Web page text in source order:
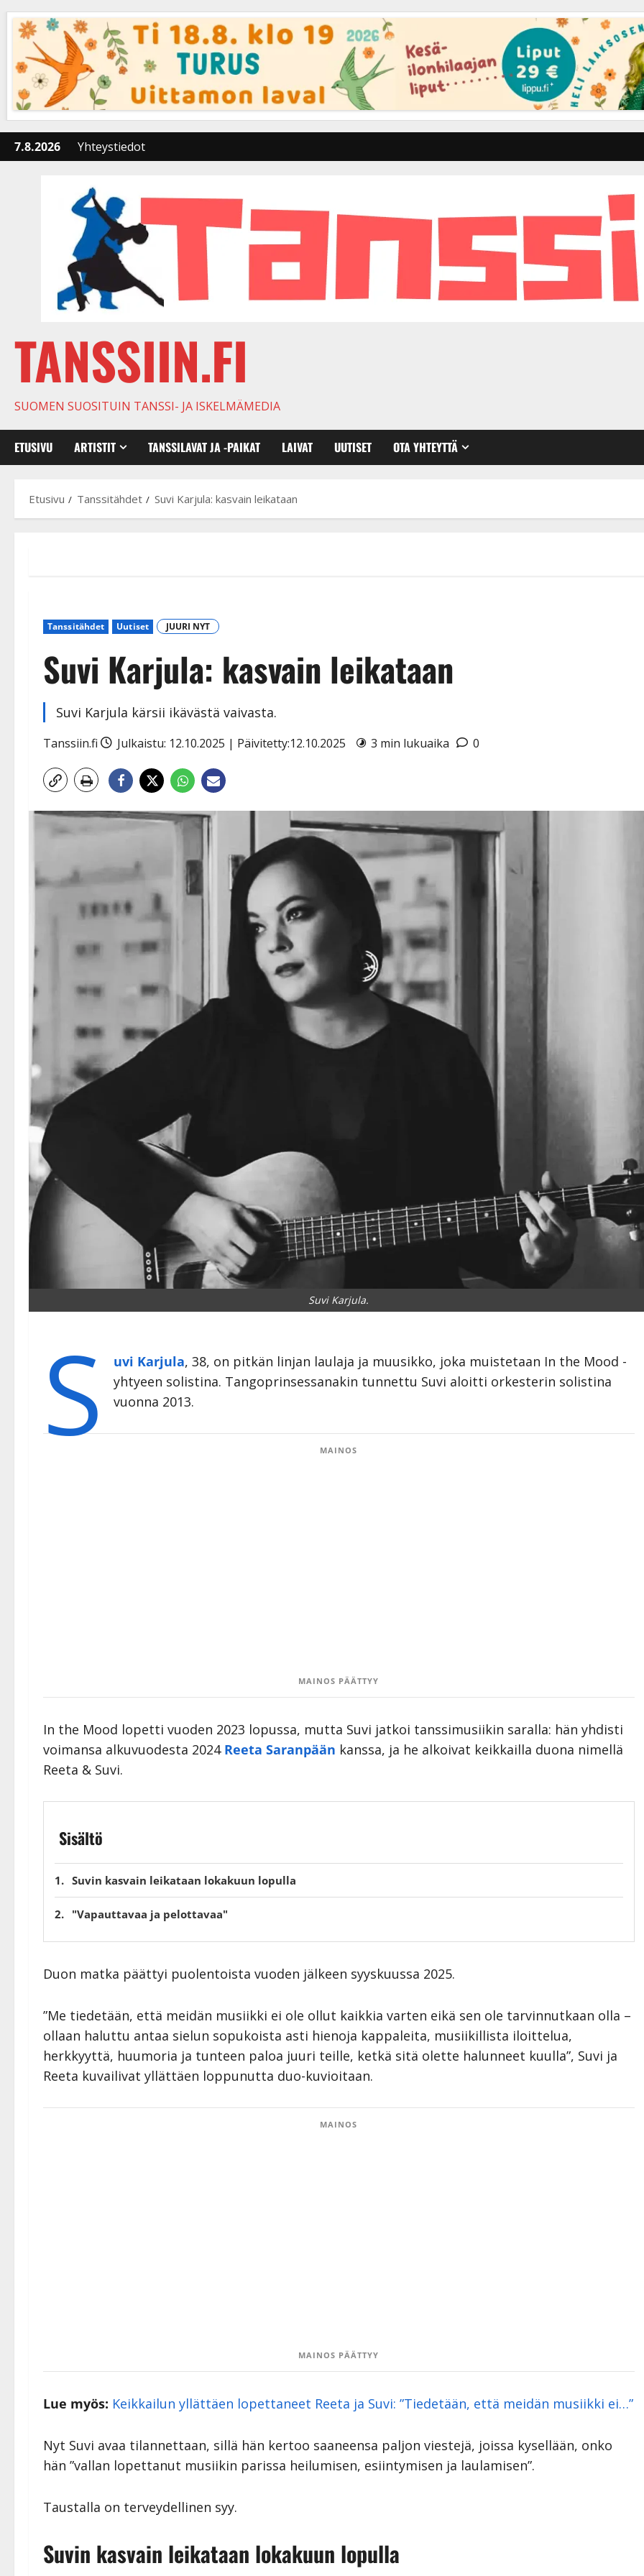
content
7.8.2026 Yhteystiedot
TANSSIIN.FI
SUOMEN SUOSITUIN TANSSI- JA ISKELMÄMEDIA
ETUSIVU ARTISTIT TANSSILAVAT JA -PAIKAT LAIVAT UUTISET OTA YHTEYTTÄ
Etusivu Tanssitähdet Suvi Karjula: kasvain leikataan
Tanssitähdet Uutiset JUURI NYT
Suvi Karjula: kasvain leikataan
Suvi Karjula kärsii ikävästä vaivasta.
Tanssiin.fi Julkaistu: 12.10.2025 | Päivitetty:12.10.2025 3 min lukuaika 0
Suvi Karjula.
S uvi Karjula, 38, on pitkän linjan laulaja ja muusikko, joka muistetaan In the Mood -
yhtyeen solistina. Tangoprinsessanakin tunnettu Suvi aloitti orkesterin solistina
vuonna 2013.
MAINOS
MAINOS PÄÄTTYY
In the Mood lopetti vuoden 2023 lopussa, mutta Suvi jatkoi tanssimusiikin saralla: hän yhdisti
voimansa alkuvuodesta 2024 Reeta Saranpään kanssa, ja he alkoivat keikkailla duona nimellä
Reeta & Suvi.
Sisältö
Suvin kasvain leikataan lokakuun lopulla
"Vapauttavaa ja pelottavaa"
Duon matka päättyi puolentoista vuoden jälkeen syyskuussa 2025.
”Me tiedetään, että meidän musiikki ei ole ollut kaikkia varten eikä sen ole tarvinnutkaan olla –
ollaan haluttu antaa sielun sopukoista asti hienoja kappaleita, musiikillista iloittelua,
herkkyyttä, huumoria ja tunteen paloa juuri teille, ketkä sitä olette halunneet kuulla”, Suvi ja
Reeta kuvailivat yllättäen loppunutta duo-kuvioitaan.
MAINOS
MAINOS PÄÄTTYY
Lue myös: Keikkailun yllättäen lopettaneet Reeta ja Suvi: ”Tiedetään, että meidän musiikki ei…”
Nyt Suvi avaa tilannettaan, sillä hän kertoo saaneensa paljon viestejä, joissa kysellään, onko
hän ”vallan lopettanut musiikin parissa heilumisen, esiintymisen ja laulamisen”.
Taustalla on terveydellinen syy.
Suvin kasvain leikataan lokakuun lopulla